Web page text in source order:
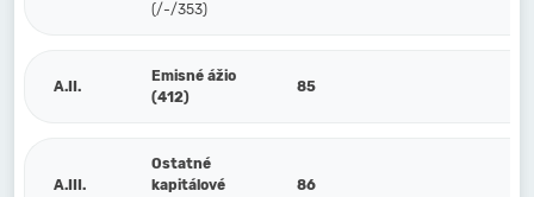
(/-/353)
A.II.
Emisné ážio
(412)
85
A.III.
Ostatné
kapitálové
86